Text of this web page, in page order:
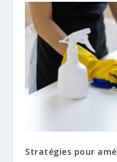
Stratégies pour